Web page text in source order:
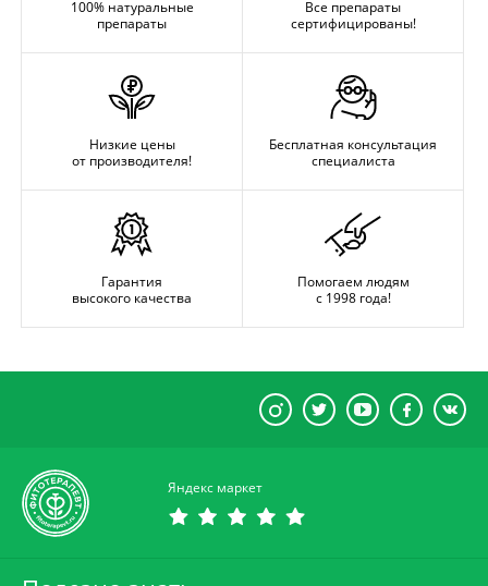
100% натуральные
препараты
Все препараты
сертифицированы!
Низкие цены
от производителя!
Бесплатная консультация
специалиста
Гарантия
высокого качества
Помогаем людям
с 1998 года!
Яндекс маркет